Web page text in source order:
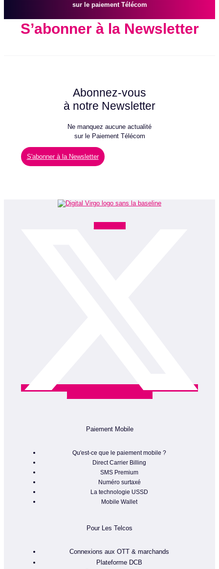
sur le paiement Télécom
S’abonner à la Newsletter
S’abonner à la Newsletter
Abonnez-vous
à notre Newsletter
Ne manquez aucune actualité
sur le Paiement Télécom
S'abonner à la Newsletter
Paiement Mobile
Qu'est-ce que le paiement mobile ?
Direct Carrier Billing
SMS Premium
Numéro surtaxé
La technologie USSD
Mobile Wallet
Pour Les Telcos
Connexions aux OTT & marchands
Plateforme DCB